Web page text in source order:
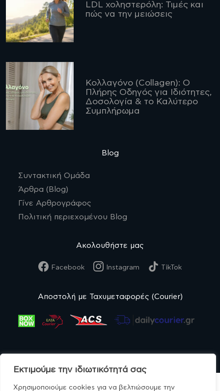
Εκτιμούμε την ιδιωτικότητά σας
Χρησιμοποιούμε cookies για να βελτιώσουμε την
LDL χοληστερόλη: Τιμές και
πώς να την μειώσεις
Κολλαγόνο (Collagen): Ο
Πλήρης Οδηγός για Ιδιότητες,
Δοσολογία & το Καλύτερο
Συμπλήρωμα
Blog
Συντακτική Ομάδα
Άρθρα (Blog)
Γίνε Αρθρογράφος
Πολιτική περιεχομένου Blog
Ακολουθήστε μας
Facebook Instagram TikTok
Αποστολή με Ταχυμεταφορές (Courier)